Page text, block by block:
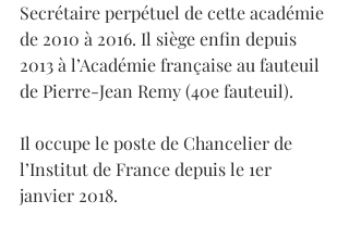
Secrétaire perpétuel de cette académie
de 2010 à 2016. Il siège enfin depuis
2013 à l’Académie française au fauteuil
de Pierre-Jean Remy (40e fauteuil).⁣
Il occupe le poste de Chancelier de
l’Institut de France depuis le 1er
janvier 2018.⁣